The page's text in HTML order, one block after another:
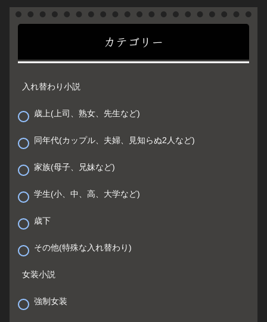
カテゴリー
入れ替わり小説
歳上(上司、熟女、先生など)
同年代(カップル、夫婦、見知らぬ2人など)
家族(母子、兄妹など)
学生(小、中、高、大学など)
歳下
その他(特殊な入れ替わり)
女装小説
強制女装